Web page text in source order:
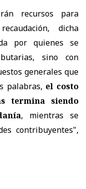
recursos para
dicha
por quienes se
sino con
generales que
palabras, el costo
termina siendo
, mientras se
contribuyentes",